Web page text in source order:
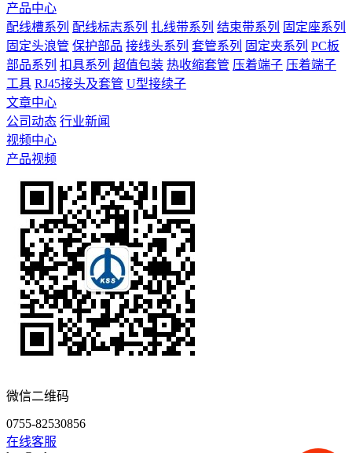
产品中心
配线槽系列 配线标志系列 扎线带系列 结束带系列
固定座系列
固定头浪管 保护部品 接线头系列 套管系列 固定夹系列 PC板
部品系列 扣具系列 超值包装 热收缩套管 压着端子 压着端子
工具 RJ45接头及套管 U型接续子
文章中心
公司动态 行业新闻
视频中心
产品视频
微信二维码
0755-82530856
在线客服